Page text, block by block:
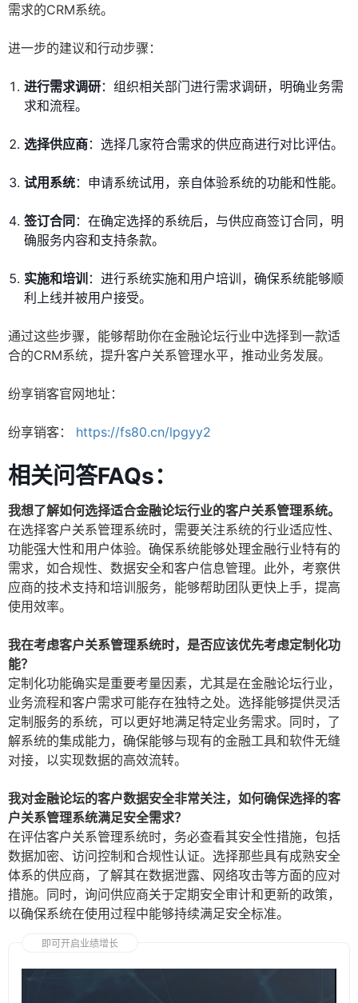
需求的CRM系统。
进一步的建议和行动步骤：
进行需求调研：组织相关部门进行需求调研，明确业务需
求和流程。
选择供应商：选择几家符合需求的供应商进行对比评估。
试用系统：申请系统试用，亲自体验系统的功能和性能。
签订合同 ：在确定选择的系统后，与供应商签订合同，明
确服务内容和支持条款。
实施和培训 ：进行系统实施和用户培训，确保系统能够顺
利上线并被用户接受。
通过这些步骤，能够帮助你在金融论坛行业中选择到一款适
合的CRM系统，提升客户关系管理水平，推动业务发展。
纷享销客官网地址：
纷享销客： https://fs80.cn/lpgyy2
相关问答FAQs：
我想了解如何选择适合金融论坛行业的客户关系管理系统。
在选择客户关系管理系统时，需要关注系统的行业适应性、
功能强大性和用户体验。确保系统能够处理金融行业特有的
需求，如合规性、数据安全和客户信息管理。此外，考察供
应商的技术支持和培训服务，能够帮助团队更快上手，提高
使用效率。
我在考虑客户关系管理系统时，是否应该优先考虑定制化功
能？
定制化功能确实是重要考量因素，尤其是在金融论坛行业，
业务流程和客户需求可能存在独特之处。选择能够提供灵活
定制服务的系统，可以更好地满足特定业务需求。同时，了
解系统的集成能力，确保能够与现有的金融工具和软件无缝
对接，以实现数据的高效流转。
我对金融论坛的客户数据安全非常关注，如何确保选择的客
户关系管理系统满足安全需求？
在评估客户关系管理系统时，务必查看其安全性措施，包括
数据加密、访问控制和合规性认证。选择那些具有成熟安全
体系的供应商，了解其在数据泄露、网络攻击等方面的应对
措施。同时，询问供应商关于定期安全审计和更新的政策，
以确保系统在使用过程中能够持续满足安全标准。
即可开启业绩增长